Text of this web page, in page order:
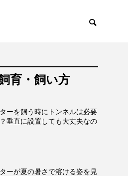
育・飼い方
ーを飼う時にトンネルは必要
垂直に設置しても大丈夫なの
ーが夏の暑さで溶ける姿を見